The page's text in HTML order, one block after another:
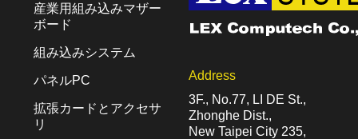
産業用組み込みマザー
ボード
組み込みシステム
パネルPC
拡張カードとアクセサ
リ
Address
3F., No.77, LI DE St.,
Zhonghe Dist.,
New Taipei City 235,